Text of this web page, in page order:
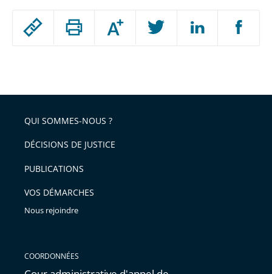
Passer
arriver
après
Augmenter
ou
l'article
pour
avant
QUI SOMMES-NOUS ?
DÉCISIONS DE JUSTICE
PUBLICATIONS
VOS DÉMARCHES
Nous rejoindre
COORDONNÉES